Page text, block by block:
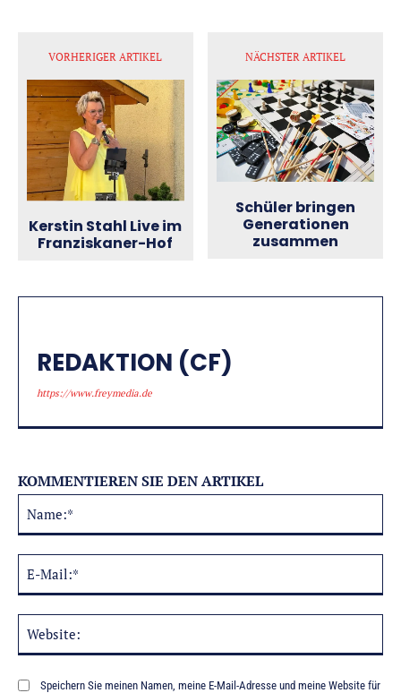
VORHERIGER ARTIKEL
Kerstin Stahl Live im
Franziskaner-Hof
NÄCHSTER ARTIKEL
Schüler bringen
Generationen
zusammen
REDAKTION (CF)
https://www.freymedia.de
KOMMENTIEREN SIE DEN ARTIKEL
Speichern Sie meinen Namen, meine E-Mail-Adresse und meine Website für